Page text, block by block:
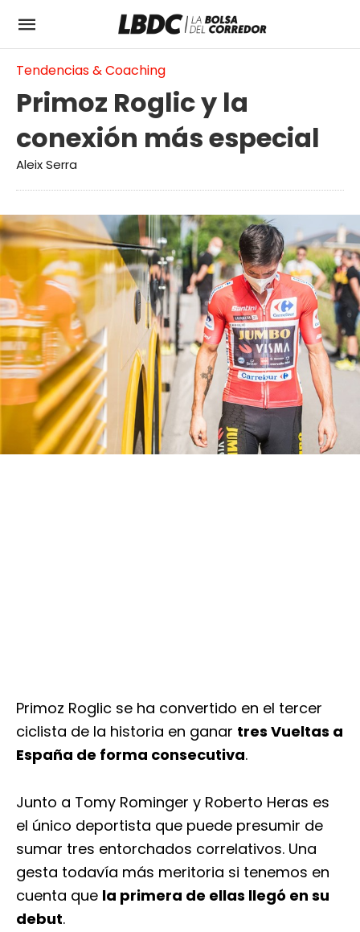
Tendencias & Coaching
Primoz Roglic y la
conexión más especial
Aleix Serra
Primoz Roglic se ha convertido en el tercer
ciclista de la historia en ganar tres Vueltas a
España de forma consecutiva.
Junto a Tomy Rominger y Roberto Heras es
el único deportista que puede presumir de
sumar tres entorchados correlativos. Una
gesta todavía más meritoria si tenemos en
cuenta que la primera de ellas llegó en su
debut.